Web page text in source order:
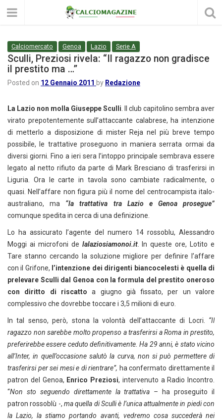
Calciomercato Genoa Lazio Serie A
Sculli, Preziosi rivela: “Il ragazzo non gradisce
il prestito ma …”
Posted on 12 Gennaio 2011 by Redazione
La Lazio non molla Giuseppe Sculli . Il club capitolino sembra aver
virato prepotentemente sull’attaccante calabrese, ha intenzione
di metterlo a disposizione di mister Reja nel più breve tempo
possibile, le trattative proseguono in maniera serrata ormai da
diversi giorni. Fino a ieri sera l’intoppo principale sembrava essere
legato al netto rifiuto da parte di Mark Bresciano di trasferirsi in
Liguria. Ora le carte in tavola sono cambiate radicalmente, o
quasi. Nell’affare non figura più il nome del centrocampista italo-
australiano, ma “la trattativa tra Lazio e Genoa prosegue”
comunque spedita in cerca di una definizione.
Lo ha assicurato l’agente del numero 14 rossoblu, Alessandro
Moggi ai microfoni de lalaziosiamonoi.it. In queste ore, Lotito e
Tare stanno cercando la soluzione migliore per definire l’affare
con il Grifone, l’intenzione dei dirigenti biancocelesti è quella di
prelevare Sculli dal Genoa con la formula del prestito oneroso
con diritto di riscattoa giugno già fissato, per un valore
complessivo che dovrebbe toccare i 3,5 milioni di euro.
In tal senso, però, stona la volontà dell’attaccante di Locri. “Il
ragazzo non sarebbe molto propenso a trasferirsi a Roma in prestito,
preferirebbe essere ceduto definitivamente. Ha 29 anni, è stato vicino
all’Inter, in quell’occasione salutò la curva, non si può permettere di
trasferirsi per sei mesi e di rientrare”, ha confermato direttamente il
patron del Genoa, Enrico Preziosi, intervenuto a Radio Incontro.
“Non sto seguendo direttamente la trattativa – ha proseguito il
patron rossoblù -, ma quella di Sculli è l’unica attualmente in piedi con
la Lazio, la stiamo portando avanti, vedremo cosa succederà nei